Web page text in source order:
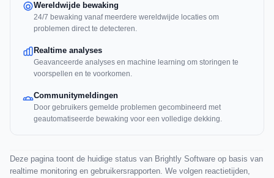
Wereldwijde bewaking
24/7 bewaking vanaf meerdere wereldwijde locaties om
problemen direct te detecteren.
Realtime analyses
Geavanceerde analyses en machine learning om storingen te
voorspellen en te voorkomen.
Communitymeldingen
Door gebruikers gemelde problemen gecombineerd met
geautomatiseerde bewaking voor een volledige dekking.
Deze pagina toont de huidige status van Brightly Software op basis van
realtime monitoring en gebruikersrapporten. We volgen reactietijden,